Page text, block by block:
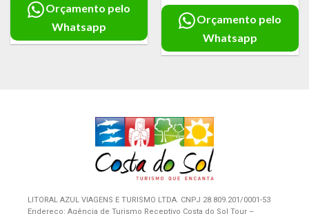
Orçamento pelo
Whatsapp
Orçamento pelo
Whatsapp
LITORAL AZUL VIAGENS E TURISMO LTDA. CNPJ 28.809.201/0001-53
Endereço: Agência de Turismo Receptivo Costa do Sol Tour –